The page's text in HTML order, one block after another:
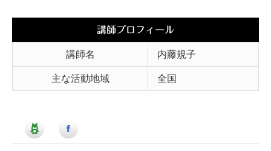
講師プロフィール
講師名
内藤規子
主な活動地域
全国